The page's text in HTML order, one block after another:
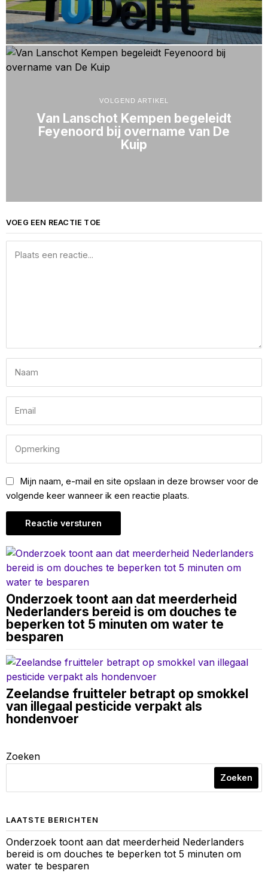
VOLGEND ARTIKEL
Van Lanschot Kempen begeleidt
Feyenoord bij overname van De
Kuip
VOEG EEN REACTIE TOE
Mijn naam, e-mail en site opslaan in deze browser voor de
volgende keer wanneer ik een reactie plaats.
Onderzoek toont aan dat meerderheid
Nederlanders bereid is om douches te
beperken tot 5 minuten om water te
besparen
Zeelandse fruitteler betrapt op smokkel
van illegaal pesticide verpakt als
hondenvoer
Zoeken
Zoeken
LAATSTE BERICHTEN
Onderzoek toont aan dat meerderheid Nederlanders
bereid is om douches te beperken tot 5 minuten om
water te besparen